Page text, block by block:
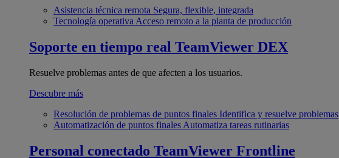
Asistencia técnica remota Segura, flexible, integrada
Tecnología operativa Acceso remoto a la planta de producción
Soporte en tiempo real TeamViewer DEX
Resuelve problemas antes de que afecten a los usuarios.
Descubre más
Resolución de problemas de puntos finales Identifica y resuelve problemas
Automatización de puntos finales Automatiza tareas rutinarias
Personal conectado TeamViewer Frontline